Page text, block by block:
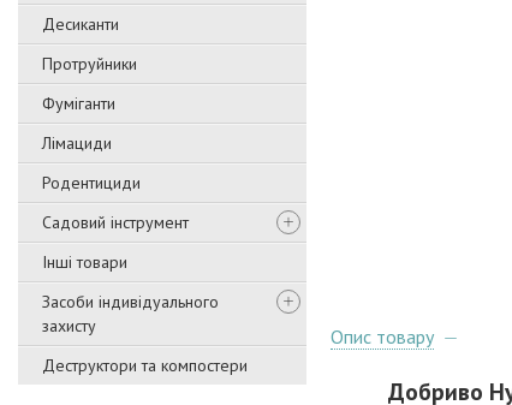
Десиканти
Протруйники
Фуміганти
Лімациди
Родентициди
Садовий інструмент
Інші товари
Засоби індивідуального
захисту
Деструктори та компостери
Опис товару
Добриво